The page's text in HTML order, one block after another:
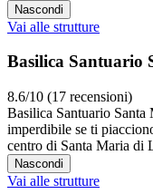
Nascondi
Vai alle strutture
Basilica Santuario
8.6/10 (17 recensioni)
Basilica Santuario Santa
imperdibile se ti
centro di Santa Maria di
Nascondi
Vai alle strutture